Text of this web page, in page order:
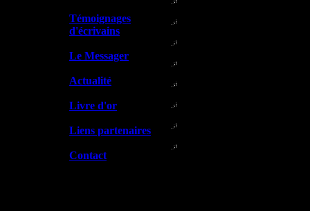
Témoignages
d'écrivains
Le Messager
Actualité
Livre d'or
Liens partenaires
Contact